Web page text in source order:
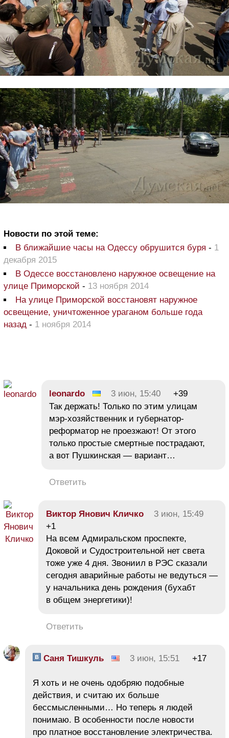
Новости по этой теме:
В ближайшие часы на Одессу обрушится буря - 1
декабря 2015
В Одессе восстановлено наружное освещение на
улице Приморской - 13 ноября 2014
На улице Приморской восстановят наружное
освещение, уничтоженное ураганом больше года
назад - 1 ноября 2014
leonardo 3 июн, 15:40
+39
Так держать! Только по этим улицам
мэр-хозяйственник и губернатор-
реформатор не проезжают! От этого
только простые смертные пострадают,
а вот Пушкинская — вариант…
Ответить
Виктор Янович Кличко
3 июн, 15:49
+1
На всем Адмиральском проспекте,
Доковой и Судостроительной нет света
тоже уже 4 дня. Звониил в РЭС сказали
сегодня аварийные работы не ведуться —
у начальника день рождения (бухабт
в общем энергетики)!
Ответить
Саня Тишкуль 3 июн, 15:51 +17
Я хоть и не очень одобряю подобные
действия, и считаю их больше
бессмысленными… Но теперь я людей
понимаю. В особенности после новости
про платное восстановление электричества.